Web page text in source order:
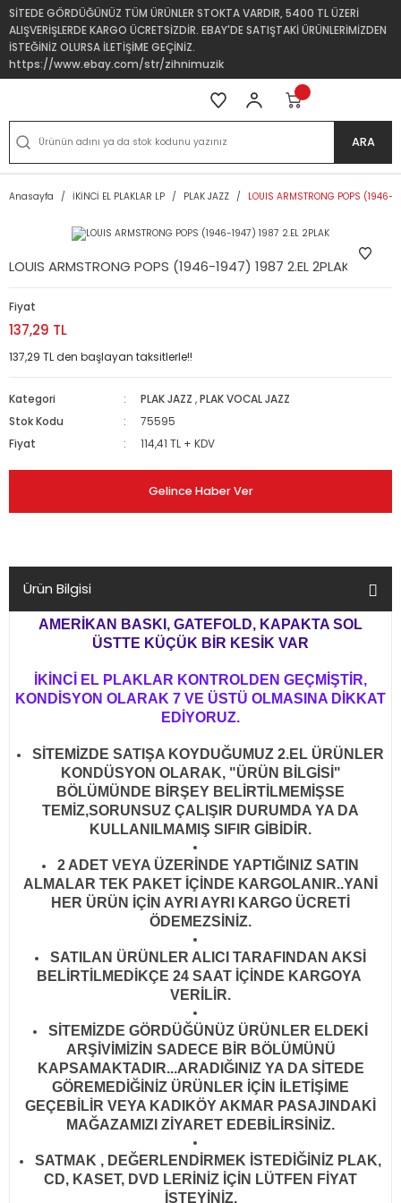
SİTEDE GÖRDÜĞÜNÜZ TÜM ÜRÜNLER STOKTA VARDIR, 5400 TL ÜZERİ
ALIŞVERİŞLERDE KARGO ÜCRETSİZDİR. EBAY'DE SATIŞTAKİ ÜRÜNLERİMİZDEN
İSTEĞİNİZ OLURSA İLETİŞİME GEÇİNİZ.
https://www.ebay.com/str/zihnimuzik
ARA
Anasayfa İKİNCİ EL PLAKLAR LP PLAK JAZZ LOUIS ARMSTRONG POPS (1946-
LOUIS ARMSTRONG POPS (1946-1947) 1987 2.EL 2PLAK
Fiyat
137,29 TL
137,29 TL den başlayan taksitlerle!!
Kategori PLAK JAZZ ,PLAK VOCAL JAZZ
Stok Kodu
75595
Fiyat
114,41 TL + KDV
Gelince Haber Ver
Ürün Bilgisi
AMERİKAN BASKI, GATEFOLD, KAPAKTA SOL
ÜSTTE KÜÇÜK BİR KESİK VAR
İKİNCİ EL PLAKLAR KONTROLDEN GEÇMİŞTİR,
KONDİSYON OLARAK 7 VE ÜSTÜ OLMASINA DİKKAT
EDİYORUZ.
SİTEMİZDE SATIŞA KOYDUĞUMUZ 2.EL ÜRÜNLER
KONDÜSYON OLARAK, "ÜRÜN BİLGİSİ"
BÖLÜMÜNDE BİRŞEY BELİRTİLMEMİŞSE
TEMİZ,SORUNSUZ ÇALIŞIR DURUMDA YA DA
KULLANILMAMIŞ SIFIR GİBİDİR.
2 ADET VEYA ÜZERİNDE YAPTIĞINIZ SATIN
ALMALAR TEK PAKET İÇİNDE KARGOLANIR..YANİ
HER ÜRÜN İÇİN AYRI AYRI KARGO ÜCRETİ
ÖDEMEZSİNİZ.
SATILAN ÜRÜNLER ALICI TARAFINDAN AKSİ
BELİRTİLMEDİKÇE 24 SAAT İÇİNDE KARGOYA
VERİLİR.
SİTEMİZDE GÖRDÜĞÜNÜZ ÜRÜNLER ELDEKİ
ARŞİVİMİZİN SADECE BİR BÖLÜMÜNÜ
KAPSAMAKTADIR...ARADIĞINIZ YA DA SİTEDE
GÖREMEDİĞİNİZ ÜRÜNLER İÇİN İLETİŞİME
GEÇEBİLİR VEYA KADIKÖY AKMAR PASAJINDAKİ
MAĞAZAMIZI ZİYARET EDEBİLİRSİNİZ.
SATMAK , DEĞERLENDİRMEK İSTEDİĞİNİZ PLAK,
CD, KASET, DVD LERİNİZ İÇİN LÜTFEN FİYAT
İSTEYİNİZ.